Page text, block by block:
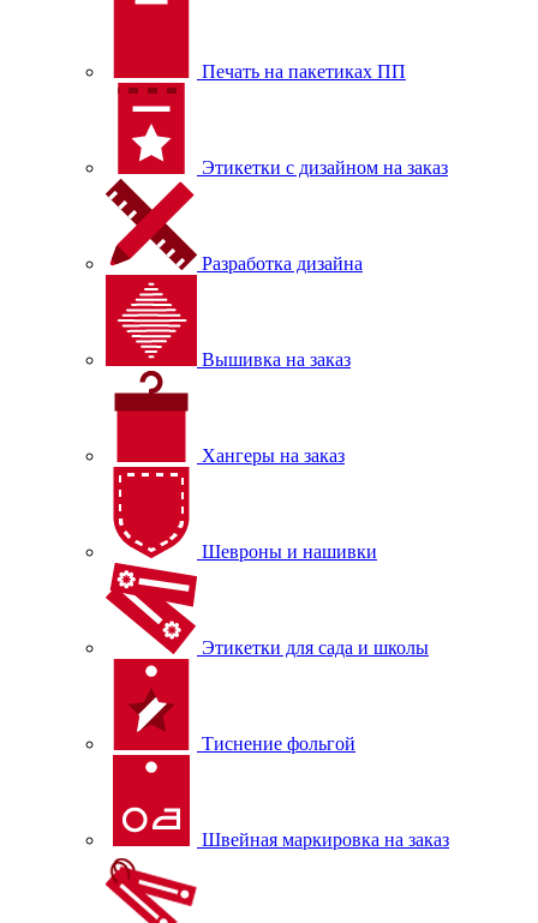
Печать на пакетиках ПП
Этикетки с дизайном на заказ
Разработка дизайна
Вышивка на заказ
Хангеры на заказ
Шевроны и нашивки
Этикетки для сада и школы
Тиснение фольгой
Швейная маркировка на заказ